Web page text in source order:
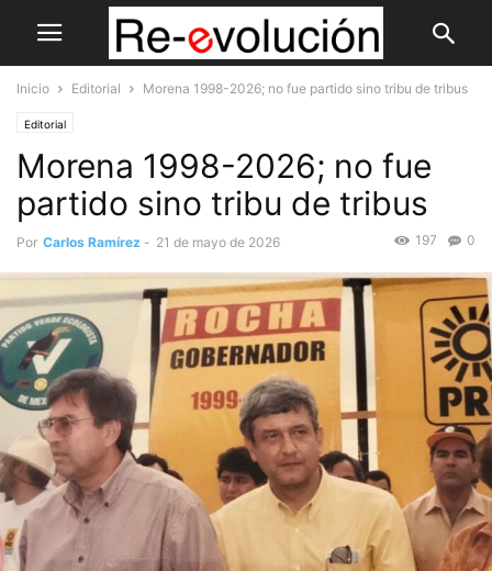
Inicio Editorial Morena 1998-2026; no fue partido sino tribu de tribus
Editorial
Morena 1998-2026; no fue
partido sino tribu de tribus
Por Carlos Ramírez - 21 de mayo de 2026 0
197